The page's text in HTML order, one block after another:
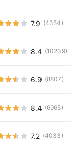
7.9 (4354)
8.4 (10239)
6.9 (8807)
8.4 (6965)
7.2 (4033)